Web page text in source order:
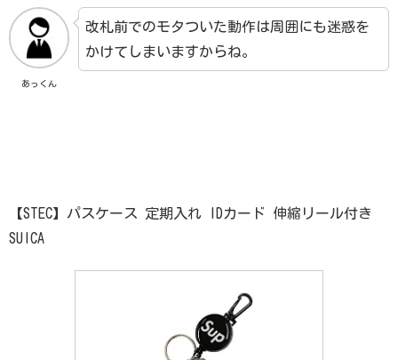
あっくん
改札前でのモタついた動作は周囲にも迷惑を
かけてしまいますからね。
【STEC】パスケース 定期入れ IDカード 伸縮リール付き
SUICA